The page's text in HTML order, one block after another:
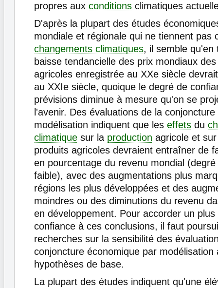
propres aux conditions climatiques
D'après la plupart des études
mondiale et régionale qui ne tiennent pas
changements climatiques, il semble qu'en
baisse tendancielle des prix mondiaux
agricoles enregistrée au XXe siècle
au XXIe siècle, quoique le degré de
prévisions diminue à mesure qu'on se
l'avenir. Des évaluations de la
modélisation indiquent que les effets du
climatique sur la production agricole et
produits agricoles devraient entraîner de
en pourcentage du revenu mondial
faible), avec des augmentations plus
régions les plus développées et des
moindres ou des diminutions du revenu
en développement. Pour accorder un
confiance à ces conclusions, il faut
recherches sur la sensibilité des
conjoncture économique par modélisation
hypothèses de base.
La plupart des études indiquent qu'une